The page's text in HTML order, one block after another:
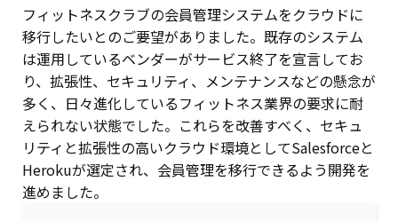
フィットネスクラブの会員管理システムをクラウドに
移行したいとのご要望がありました。既存のシステム
は運用しているベンダーがサービス終了を宣言してお
り、拡張性、セキュリティ、メンテナンスなどの懸念が
多く、日々進化しているフィットネス業界の要求に耐
えられない状態でした。これらを改善すべく、セキュ
リティと拡張性の高いクラウド環境としてSalesforceと
Herokuが選定され、会員管理を移行できるよう開発を
進めました。